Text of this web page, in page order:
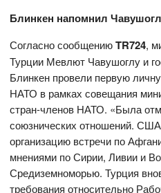
Блинкен напомнил
Согласно сообщениюTR724,
Турции Мевлют Чавушоглу и
Блинкен провели первую
НАТО в рамках совещания
стран-членов НАТО. «Была
союзнических отношений.
организацию встречи по
мнениями по Сирии, Ливии и
Средиземноморью. Турция
требования относительно